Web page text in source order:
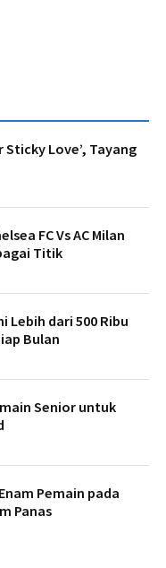
Sticky Love’, Tayang
FC Vs AC Milan
Titik
Lebih dari 500 Ribu
Bulan
Senior untuk
Pemain pada
Panas